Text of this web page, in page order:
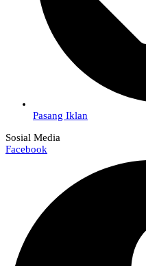
Pasang Iklan
Sosial Media
Facebook